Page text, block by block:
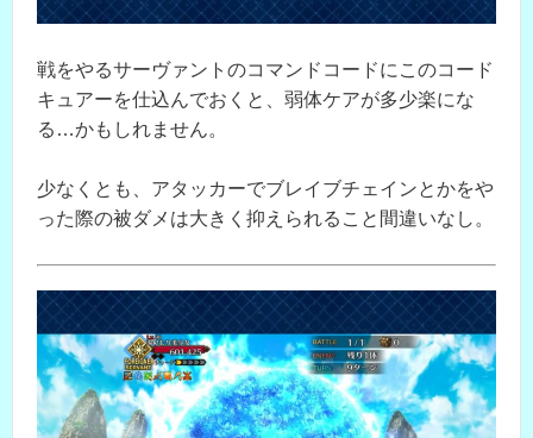
戦をやるサーヴァントのコマンドコードにこのコード
キュアーを仕込んでおくと、弱体ケアが多少楽にな
る…かもしれません。
少なくとも、アタッカーでブレイブチェインとかをや
った際の被ダメは大きく抑えられること間違いなし。